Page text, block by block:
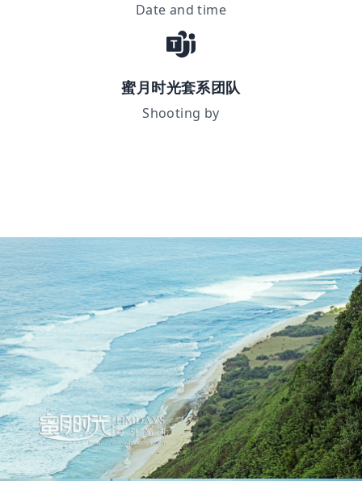
Date and time
蜜月时光套系团队
Shooting by